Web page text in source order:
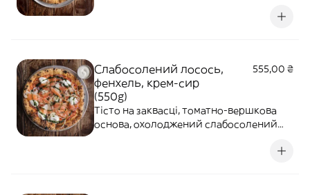
Слабосолений лосось,
фенхель, крем-сир
(550g)
555,00 ₴
Тісто на заквасці, томатно-вершкова
основа, охолоджений слабосолений